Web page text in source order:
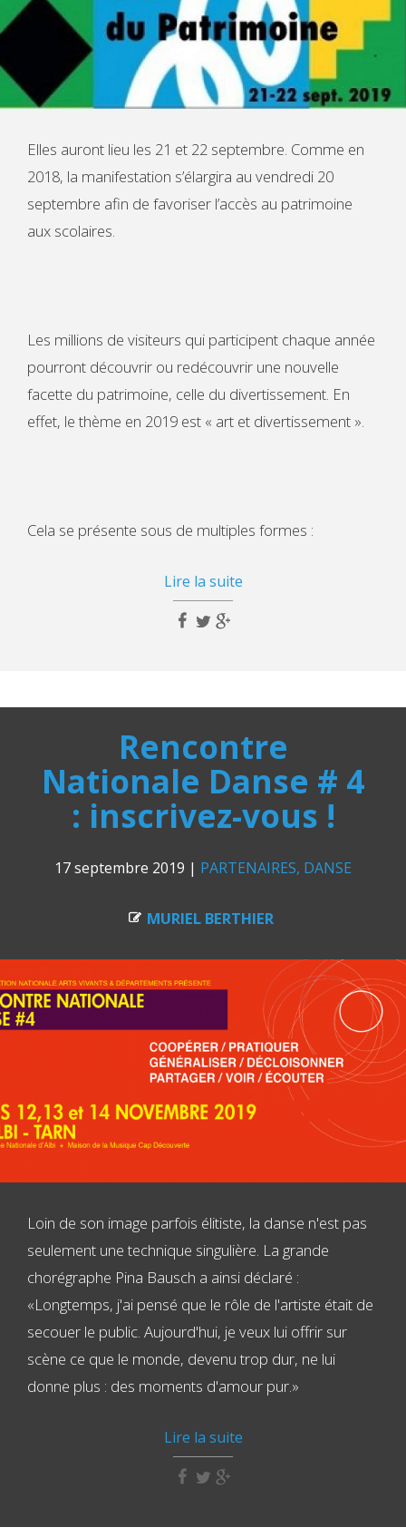
Elles auront lieu les 21 et 22 septembre. Comme en
2018, la manifestation s’élargira au vendredi 20
septembre afin de favoriser l’accès au patrimoine
aux scolaires.
Les millions de visiteurs qui participent chaque année
pourront découvrir ou redécouvrir une nouvelle
facette du patrimoine, celle du divertissement. En
effet, le thème en 2019 est « art et divertissement ».
Cela se présente sous de multiples formes :
Lire la suite
Rencontre
Nationale Danse # 4
: inscrivez-vous !
17 septembre 2019 | PARTENAIRES DANSE
MURIEL BERTHIER
Loin de son image parfois élitiste, la danse n'est pas
seulement une technique singulière. La grande
chorégraphe Pina Bausch a ainsi déclaré :
«Longtemps, j'ai pensé que le rôle de l'artiste était de
secouer le public. Aujourd'hui, je veux lui offrir sur
scène ce que le monde, devenu trop dur, ne lui
donne plus : des moments d'amour pur.»
Lire la suite